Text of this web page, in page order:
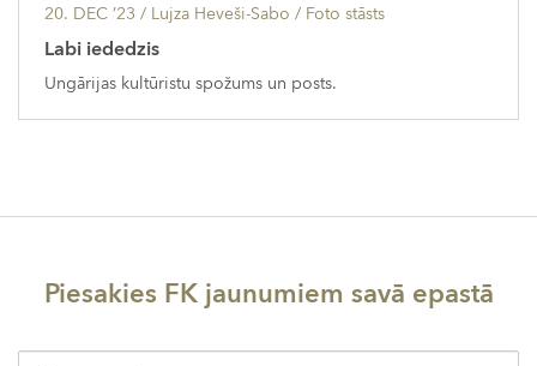
20. DEC ’23 / Lujza Heveši-Sabo / Foto stāsts
Labi iededzis
Ungārijas kultūristu spožums un posts.
Piesakies FK jaunumiem savā epastā